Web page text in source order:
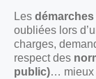
Les
oubliées lors
charges,
respect des
public)… mieux